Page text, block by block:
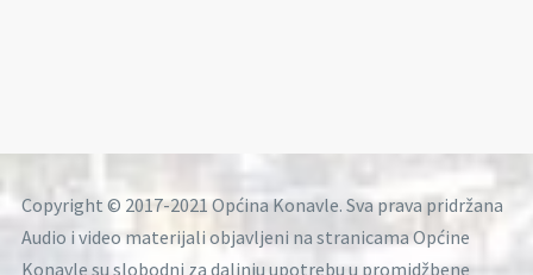
Copyright © 2017-2021 Općina Konavle. Sva prava pridržana
Audio i video materijali objavljeni na stranicama Općine
Konavle su slobodni za daljnju upotrebu u promidžbene